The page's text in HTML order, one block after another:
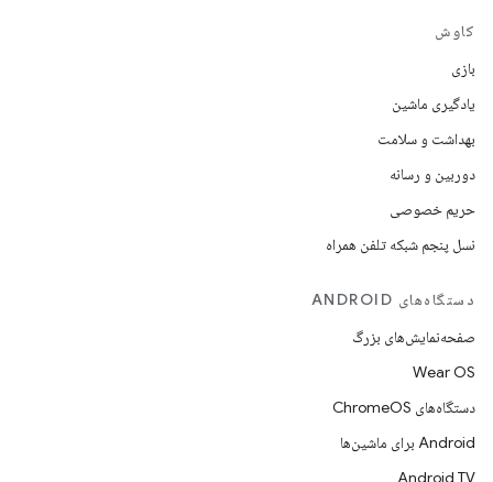
کاوش
بازی
یادگیری ماشین
بهداشت و سلامت
دوربین و رسانه
حریم خصوصی
نسل پنجم شبکه تلفن همراه
دستگاه‌های ANDROID
صفحه‌نمایش‌های بزرگ
Wear OS
دستگاه‌های ChromeOS
Android برای ماشین‌ها